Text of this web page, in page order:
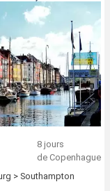
8 jours
de Copenhague
> Southampton